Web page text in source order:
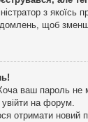
з якоїсь
щоб
ваш пароль не
на форум.
отримати новий